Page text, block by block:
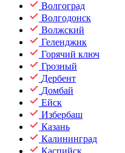
Волгоград
Волгодонск
Волжский
Геленджик
Горячий ключ
Грозный
Дербент
Домбай
Ейск
Избербаш
Казань
Калининград
Каспийск